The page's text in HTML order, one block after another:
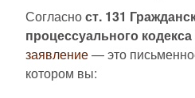
Согласност. 131
процессуального
заявление— это
котором вы: